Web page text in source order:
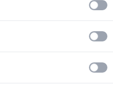
Leasing und Mietkauf
Unsere Verträge
Laufzeiten an
garantieren festgelegte
Serviceleistungen runden